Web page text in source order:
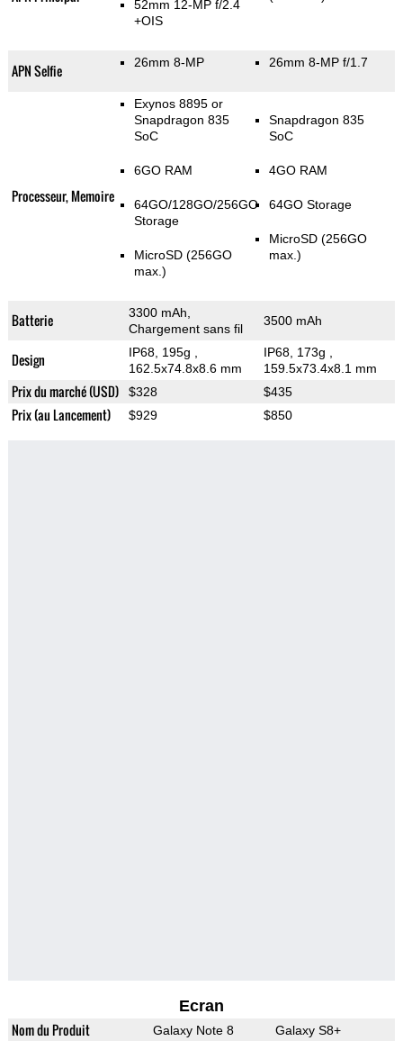
52mm 12-MP f/2.4
+OIS
APN Selfie 26mm 8-MP 26mm 8-MP f/1.7
Processeur, Memoire
Exynos 8895 or
Snapdragon 835
SoC
6GO RAM
64GO/128GO/256GO
Storage
MicroSD (256GO
max.)
Snapdragon 835
SoC
4GO RAM
64GO Storage
MicroSD (256GO
max.)
Batterie
3300 mAh,
Chargement sans fil
3500 mAh
Design IP68, 195g
162.5x74.8x8.6 mm
IP68, 173g
159.5x73.4x8.1 mm
Prix du marché (USD) $328 $435
Prix (au Lancement) $929 $850
Ecran
Nom du Produit Galaxy Note 8 Galaxy S8+